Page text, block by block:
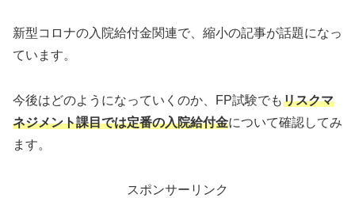
新型コロナの入院給付金関連で、縮小の記事が話題になっ
ています。
今後はどのようになっていくのか、FP試験でもリスクマ
ネジメント課目では定番の入院給付金について確認してみ
ます。
スポンサーリンク